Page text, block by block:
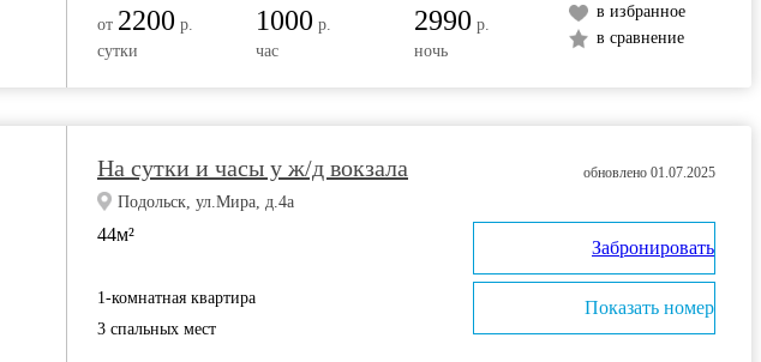
от 2200 р.
сутки
1000 р.
час
2990 р.
ночь
в избранное
в сравнение
На сутки и часы у ж/д вокзала
Подольск, ул.Мира, д.4а
44м²
1-комнатная квартира
3 спальных мест
обновлено 01.07.2025
Забронировать
Показать номер